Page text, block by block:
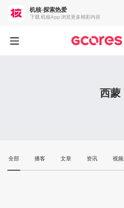
西蒙
全部 播客 文章 资讯 视频
机核-探索热爱
下载 机核App 浏览更多精彩内容